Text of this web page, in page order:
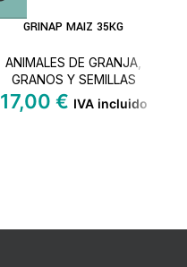
GRINAP MAIZ 35KG
ANIMALES DE GRANJA
GRANOS Y SEMILLAS
17,00 € IVA incluido